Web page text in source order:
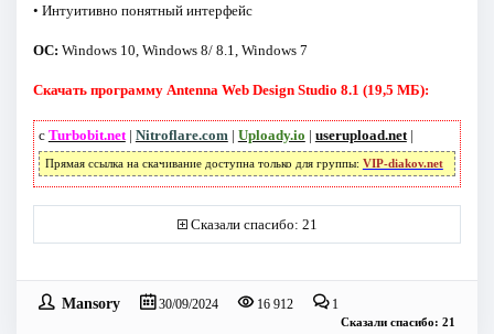
• Интуитивно понятный интерфейс
ОС: Windows 10, Windows 8/ 8.1, Windows 7
Скачать программу Antenna Web Design Studio 8.1 (19,5 МБ):
с Turbobit.net| Nitroflare.com | Uploady.io | userupload.net|
Прямая ссылка на скачивание доступна только для группы: VIP-diakov.net
Сказали спасибо: 21
Mansory 30/09/2024 16 912 1
Сказали спасибо: 21